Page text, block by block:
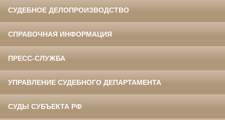
СУДЕБНОЕ ДЕЛОПРОИЗВОДСТВО
СПРАВОЧНАЯ ИНФОРМАЦИЯ
ПРЕСС-СЛУЖБА
УПРАВЛЕНИЕ СУДЕБНОГО ДЕПАРТАМЕНТА
СУДЫ СУБЪЕКТА РФ